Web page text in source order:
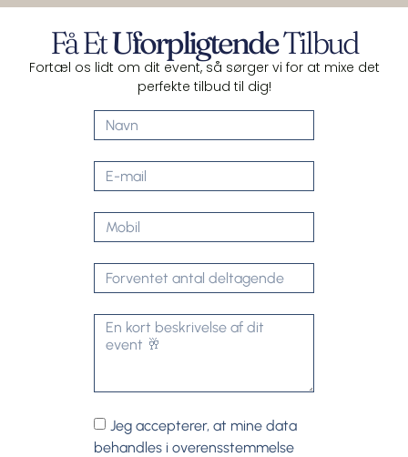
Få EtUforpligtendeTilbud
Fortæl os lidt om dit event, så sørger vi for at mixe det
perfekte tilbud til dig!
Jeg accepterer, at mine data
behandles i overensstemmelse